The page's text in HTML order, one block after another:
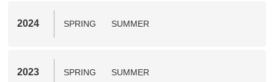
2024 SPRING SUMMER
2023 SPRING SUMMER